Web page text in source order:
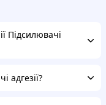
Підсилювачі
адгезії?